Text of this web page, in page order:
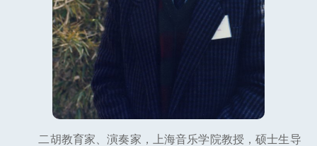
二胡教育家、演奏家，上海音乐学院教授，硕士生导